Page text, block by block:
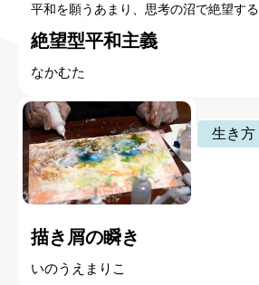
平和を願うあまり、思考の沼で絶望する
絶望型平和主義
なかむた
生き方
描き屑の瞬き
いのうえまりこ